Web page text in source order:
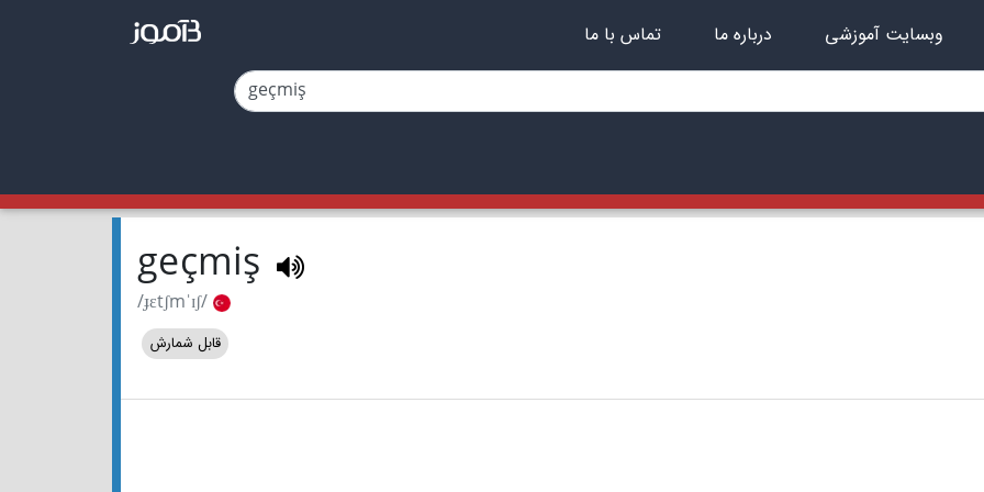
وبسایت آموزشی درباره ما تماس با ما
geçmiş
/ɟɛtʃmˈɪʃ/
قابل شمارش